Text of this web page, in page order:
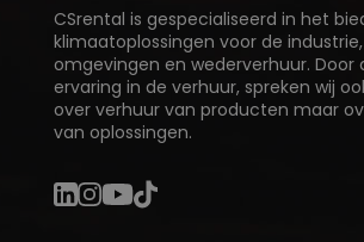
CSrental is gespecialiseerd in het
klimaatoplossingen voor de industrie,
omgevingen en wederverhuur. Door
ervaring in de verhuur, spreken wij
over verhuur van producten maar
van oplossingen.